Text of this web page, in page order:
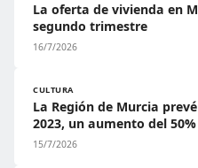
La oferta de vivienda en
segundo trimestre
16/7/2026
CULTURA
La Región de Murcia
2023, un aumento del 50%
15/7/2026